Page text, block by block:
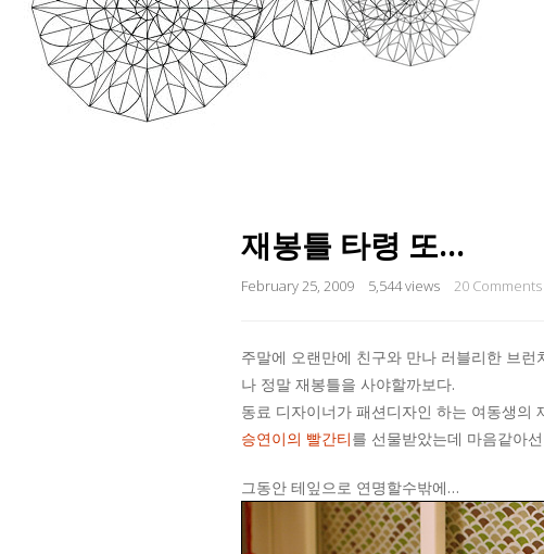
재봉틀 타령 또…
February 25, 2009 5,544 views 20 Comments
주말에 오랜만에 친구와 만나 러블리한 브
나 정말 재봉틀을 사야할까보다.
동료 디자이너가 패션디자인 하는 여동생의
승연이의 빨간티를 선물받았는데 마음같아
그동안 테잎으로 연명할수밖에…